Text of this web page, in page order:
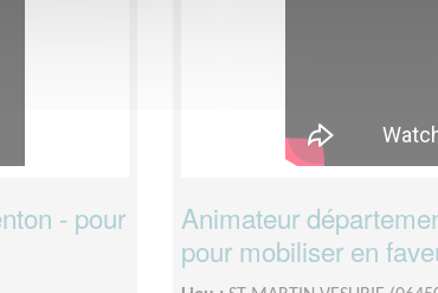
- pour
Animateur
pour mobiliser en